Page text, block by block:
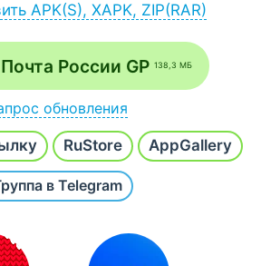
APK(S), XAPK, ZIP(RAR)
APK-файла запустите его
(Меню - Загрузки) или
появится сообщение
из неизвестных
откройте приложение /
России GP 138,3 МБ
обновления
новую версиюи наш робот в
и добавит последнюю
сборку.
RuStore AppGallery
в Telegram